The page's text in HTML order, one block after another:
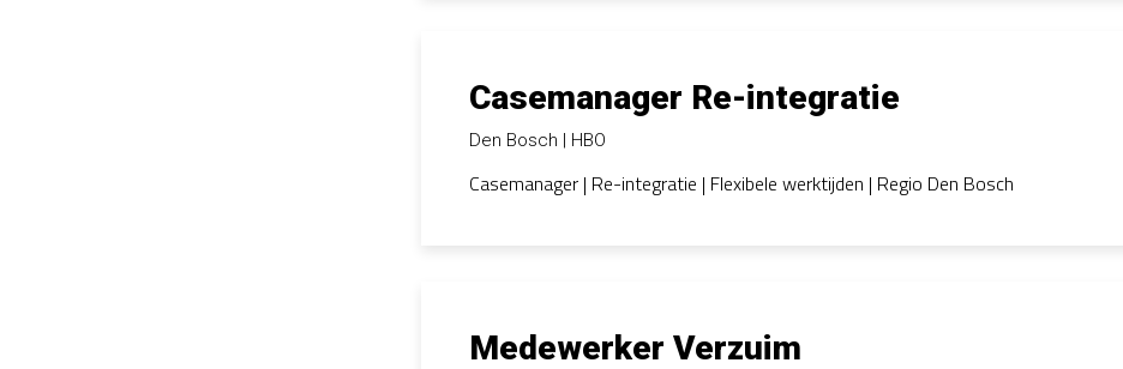
Casemanager Re-integratie
Den Bosch HBO
Casemanager | Re-integratie | Flexibele werktijden | Regio Den Bosch
Medewerker Verzuim